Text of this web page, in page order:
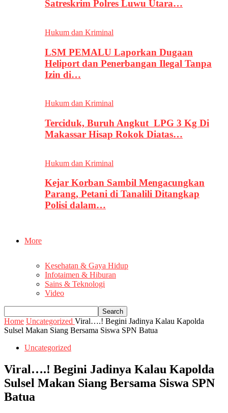
Satreskrim Polres Luwu Utara…
Hukum dan Kriminal
LSM PEMALU Laporkan Dugaan
Heliport dan Penerbangan Ilegal Tanpa
Izin di…
Hukum dan Kriminal
Terciduk, Buruh Angkut LPG 3 Kg Di
Makassar Hisap Rokok Diatas…
Hukum dan Kriminal
Kejar Korban Sambil Mengacungkan
Parang, Petani di Tanalili Ditangkap
Polisi dalam…
More
Kesehatan & Gaya Hidup
Infotaimen & Hiburan
Sains & Teknologi
Video
Home Uncategorized Viral….! Begini Jadinya Kalau Kapolda
Sulsel Makan Siang Bersama Siswa SPN Batua
Uncategorized
Viral….! Begini Jadinya Kalau Kapolda
Sulsel Makan Siang Bersama Siswa SPN
Batua